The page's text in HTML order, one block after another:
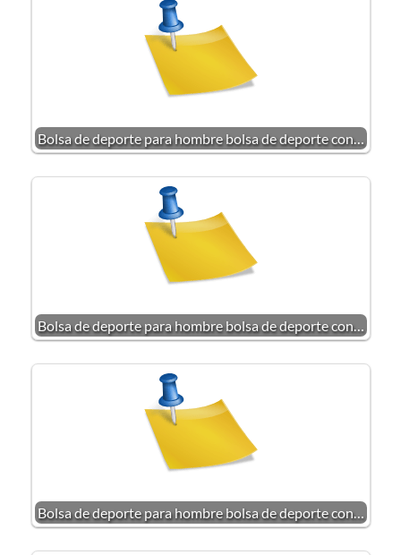
Bolsa de deporte para hombre bolsa de deporte con…
Bolsa de deporte para hombre bolsa de deporte con…
Bolsa de deporte para hombre bolsa de deporte con…